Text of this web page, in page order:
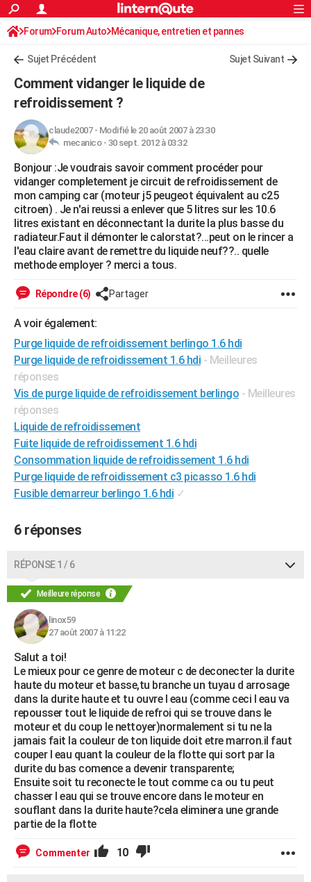
ACTUALITÉS
Politique
Société
Faits Divers
Education
Monde
Villes
+
Programme TV
Streaming
Cinéma
Sorties cinéma
Musique
FINANCE
Retraite
Impôts
Epargne
Immobilier
Risques naturels par ville
Banque
Assurance
Crédit
AUTO
Essais
Réserver un essai
Citadines
Berlines
SUV
Forum auto
HIGH-TECH
Mobiles
Meilleur smartphone
Internet
Ordinateurs
Jeux vidéo
Guide high-tech
+BRICOLAGE
Forum
Aménagement intérieur
Extérieur
Cuisine
Salle de bains
Jardinage
Rangement
WEEK-END
Guides de France
Escapades
Patrimoine
Expositions
Musées
Week-end nature
+LIFESTYLE
Art de vivre
Bien-être
Loisirs
Mode
Modes de vie
SANTE
Alimentation
Guide de la santé
Maladies
Médicaments
Sommeil
VOYAGE
Destinations
City break
Voyage nature
Voyage de noces
Forum
Climat
+PHOTO
GUIDES D'ACHAT
BONS PLANS
CARTE DE VOEUX
Carte de Noël
Carte Bonne année
Carte Saint-Valentin
Carte Pâques
Carte d'anniversaire
DICTIONNAIRE
Dictionnaire
Biographies
Citations
Expressions
Proverbes
PROGRAMME TV
COPAINS D'AVANT
AVIS DE DÉCÈS
Rechercher
S'inscrire
Connexion
Forum Forum Auto Mécanique, entretien et pannes
Sujet Précédent Sujet Suivant
Comment vidanger le liquide de
refroidissement ?
claude2007- Modifié le 20 août 2007 à 23:30
mecanico - 30 sept. 2012 à 03:32
Bonjour :Je voudrais savoir comment procéder pour
vidanger completement je circuit de refroidissement de
mon camping car (moteur j5 peugeot équivalent au c25
citroen) . Je n'ai reussi a enlever que 5 litres sur les 10.6
litres existant en déconnectant la durite la plus basse du
radiateur.Faut il démonter le calorstat?...peut on le rincer a
l'eau claire avant de remettre du liquide neuf??.. quelle
methode employer ? merci a tous.
Répondre (6) Partager
A voir également:
Purge liquide de refroidissement berlingo 1.6 hdi
Purge liquide de refroidissement 1.6 hdi - Meilleures
réponses
Vis de purge liquide de refroidissement berlingo - Meilleures
réponses
Liquide de refroidissement
Fuite liquide de refroidissement 1.6 hdi
Consommation liquide de refroidissement 1.6 hdi
Purge liquide de refroidissement c3 picasso 1.6 hdi
Fusible demarreur berlingo 1.6 hdi ✓
6 réponses
RÉPONSE 1 / 6
Meilleure réponse
linox59
27 août 2007 à 11:22
Salut a toi!
Le mieux pour ce genre de moteur c de deconecter la durite
haute du moteur et basse,tu branche un tuyau d arrosage
dans la durite haute et tu ouvre l eau (comme ceci l eau va
repousser tout le liquide de refroi qui se trouve dans le
moteur et du coup le nettoyer)normalement si tu ne la
jamais fait la couleur de ton liquide doit etre marron.il faut
couper l eau quant la couleur de la flotte qui sort par la
durite du bas comence a devenir transparente;
Ensuite soit tu reconecte le tout comme ca ou tu peut
chasser l eau qui se trouve encore dans le moteur en
souflant dans la durite haute?cela eliminera une grande
partie de la flotte
Commenter 10